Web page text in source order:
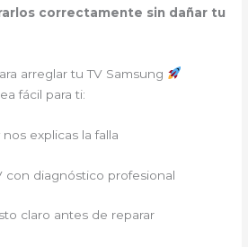
correctamente sin dañar tu
arreglar tu TV Samsung
fácil para ti:
explicas la falla
con diagnóstico profesional
claro antes de reparar